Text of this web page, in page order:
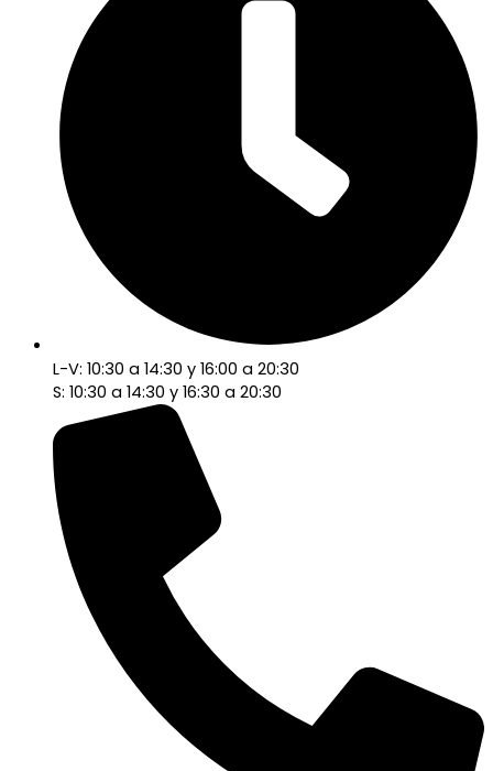
L-V: 10:30 a 14:30 y 16:00 a 20:30
S: 10:30 a 14:30 y 16:30 a 20:30